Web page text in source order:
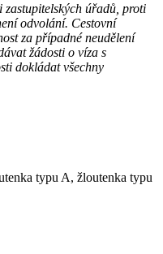
zastupitelských úřadů, proti
odvolání. Cestovní
za případné neudělení
žádosti o víza s
dokládat všechny
typu A, žloutenka typu